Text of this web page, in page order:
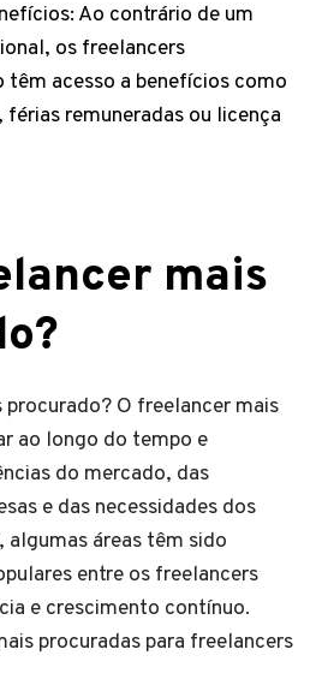
Ao contrário de um
os freelancers
têm acesso a benefícios como
férias remuneradas ou licença
mais
O freelancer mais
ao longo do tempo e
do mercado, das
e das necessidades dos
áreas têm sido
entre os freelancers
e crescimento contínuo.
procuradas para freelancers